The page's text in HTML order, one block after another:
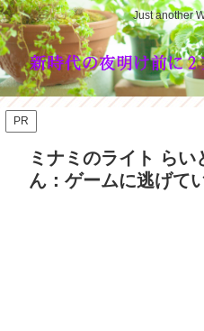
Just another
PR
ミナミのライト らい
ん：ゲームに逃げて